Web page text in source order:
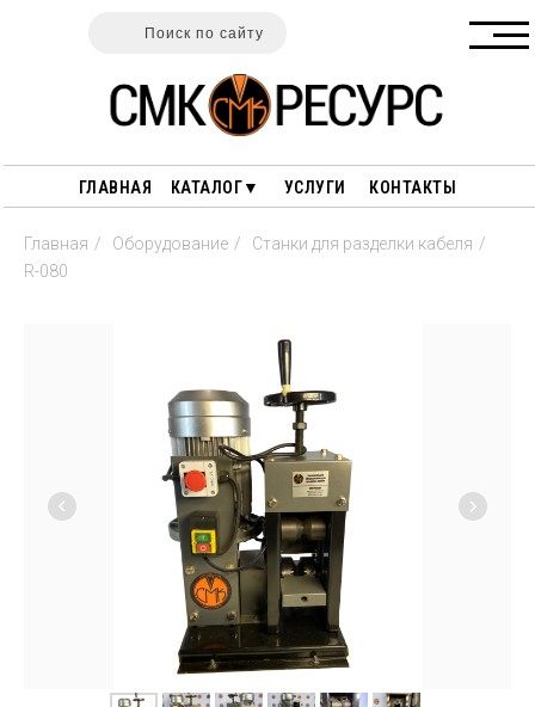
КАТАЛОГ▼
ГЛАВНАЯ
ПЕРЕРАБОТКА РЕЗИНЫ
ПЕРЕРАБОТКА ПЛАСТИКА
ПЕРЕРАБОТКА ДРЕВЕСИНЫ
СТАНКИ ДЛЯ РАЗДЕЛКИ
КАБЕЛЯ
УСЛУГИ
ГАРАНТИИ
КОНТАКТЫ
ПОЛЕЗНЫЕ СТАТЬИ
Поиск по сайту
Главная / Оборудование / Станки для разделки кабеля /
R-080